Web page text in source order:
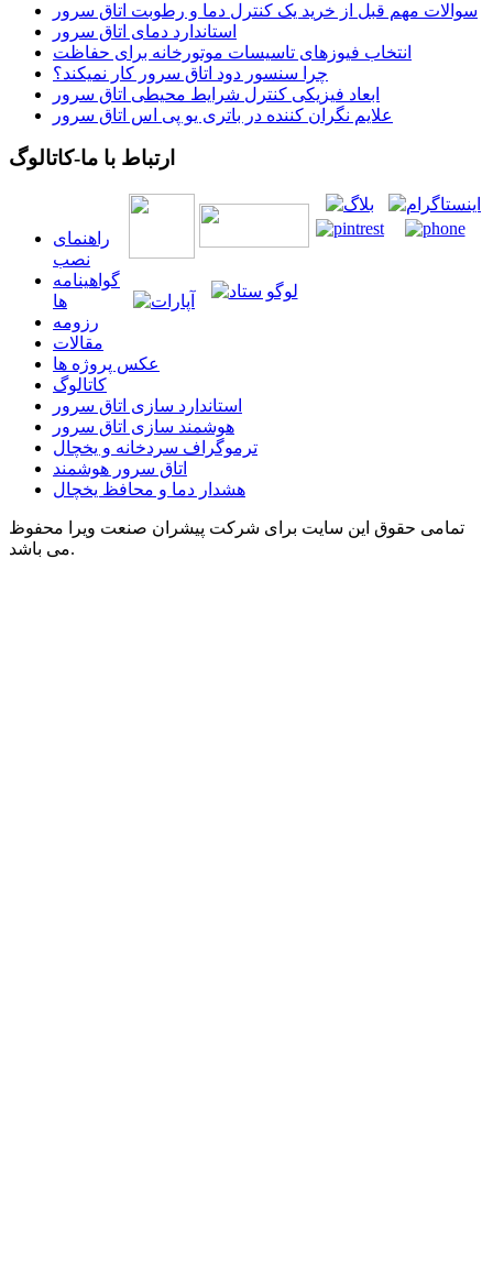
سوالات مهم قبل از خرید یک کنترل دما و رطوبت اتاق سرور
استاندارد دمای اتاق سرور
انتخاب فیوزهای تاسیسات موتورخانه برای حفاظت
چرا سنسور دود اتاق سرور کار نمیکند؟
ابعاد فیزیکی کنترل شرایط محیطی اتاق سرور
علایم نگران کننده در باتری یو پی اس اتاق سرور
ارتباط با ما-کاتالوگ
راهنمای
نصب
گواهينامه
ها
رزومه
مقالات
عکس پروژه ها
کاتالوگ
استاندارد سازی اتاق سرور
هوشمند سازی اتاق سرور
ترموگراف سردخانه و یخچال
اتاق سرور هوشمند
هشدار دما و محافظ یخچال
تمامی حقوق این سایت برای شرکت پیشران صنعت ویرا محفوظ
می باشد.